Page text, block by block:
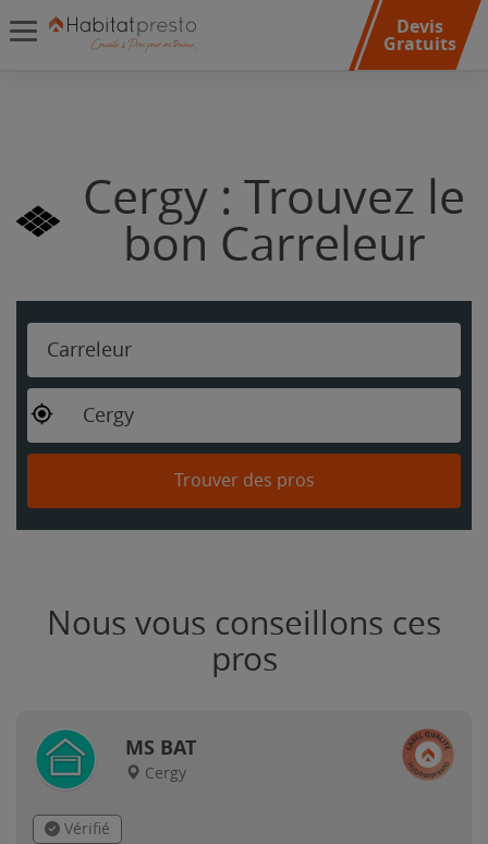
Devis
Gratuits
Cergy : Trouvez le
bon Carreleur
Carreleur
Cergy
Trouver des pros
Nous vous conseillons ces
pros
MS BAT
Cergy
Vérifié